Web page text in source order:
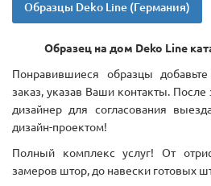
Образцы Deko Line (Германия)
Образец на дом Deko Line
Понравившиеся образцы
заказ, указав Ваши контакты. После
дизайнер для согласования
дизайн-проектом!
Полный комплекс услуг! От
замеров штор, до навески готовых